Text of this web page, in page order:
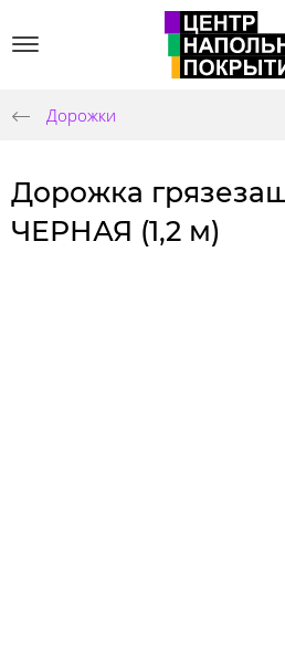
Дорожки
Дорожка
ЧЕРНАЯ (1,2 м)